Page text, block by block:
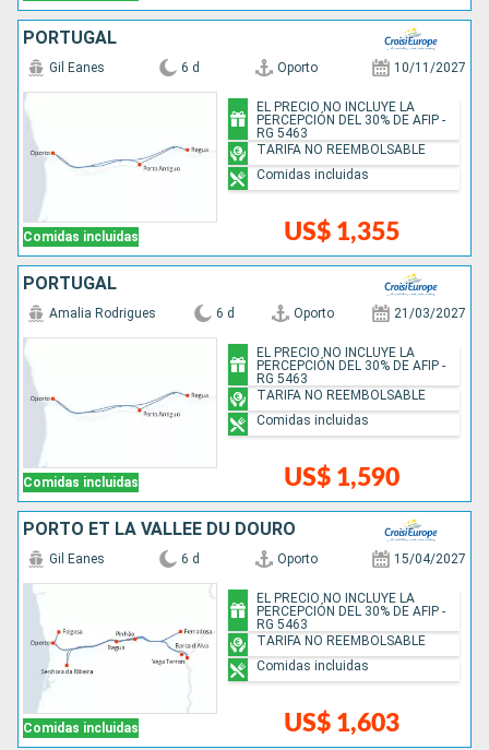
PORTUGAL
Comidas incluidas
Gil Eanes 6 d Oporto 10/11/2027
US$ 1,355
EL PRECIO NO INCLUYE LA
PERCEPCIÓN DEL 30% DE AFIP -
RG 5463
TARIFA NO REEMBOLSABLE
Comidas incluidas
PORTUGAL
Comidas incluidas
Amalia Rodrigues 6 d Oporto 21/03/2027
US$ 1,590
EL PRECIO NO INCLUYE LA
PERCEPCIÓN DEL 30% DE AFIP -
RG 5463
TARIFA NO REEMBOLSABLE
Comidas incluidas
PORTO ET LA VALLÉE DU DOURO
Comidas incluidas
Gil Eanes 6 d Oporto 15/04/2027
US$ 1,603
EL PRECIO NO INCLUYE LA
PERCEPCIÓN DEL 30% DE AFIP -
RG 5463
TARIFA NO REEMBOLSABLE
Comidas incluidas